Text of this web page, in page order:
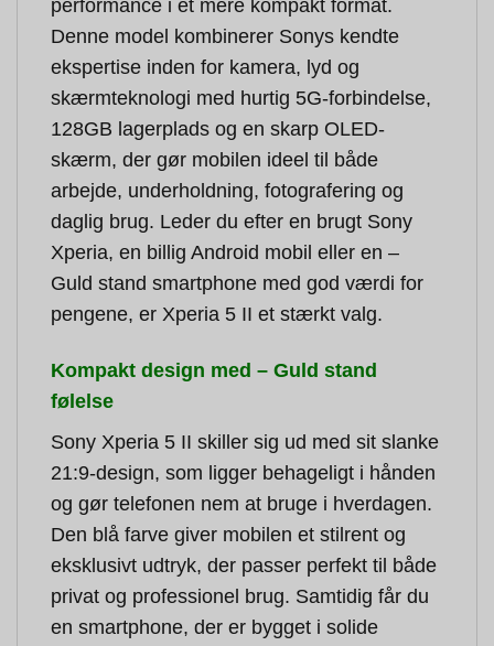
performance i et mere kompakt format.
Denne model kombinerer Sonys kendte
ekspertise inden for kamera, lyd og
skærmteknologi med hurtig 5G-forbindelse,
128GB lagerplads og en skarp OLED-
skærm, der gør mobilen ideel til både
arbejde, underholdning, fotografering og
daglig brug. Leder du efter en brugt Sony
Xperia, en billig Android mobil eller en –
Guld stand smartphone med god værdi for
pengene, er Xperia 5 II et stærkt valg.
Kompakt design med – Guld stand
følelse
Sony Xperia 5 II skiller sig ud med sit slanke
21:9-design, som ligger behageligt i hånden
og gør telefonen nem at bruge i hverdagen.
Den blå farve giver mobilen et stilrent og
eksklusivt udtryk, der passer perfekt til både
privat og professionel brug. Samtidig får du
en smartphone, der er bygget i solide